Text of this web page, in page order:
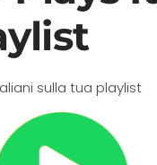
sulla tua playlist